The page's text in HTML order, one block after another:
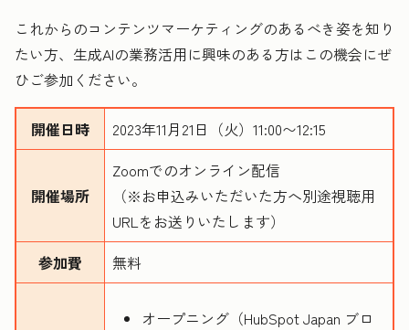
これからのコンテンツマーケティングのあるべき姿を知り
たい方、生成AIの業務活用に興味のある方はこの機会にぜ
ひご参加ください。
開催日時 2023年11月21日（火）11:00〜12:15
開催場所
Zoomでのオンライン配信
（※お申込みいただいた方へ別途視聴用
URLをお送りいたします）
参加費
無料
オープニング（HubSpot Japan ブロ